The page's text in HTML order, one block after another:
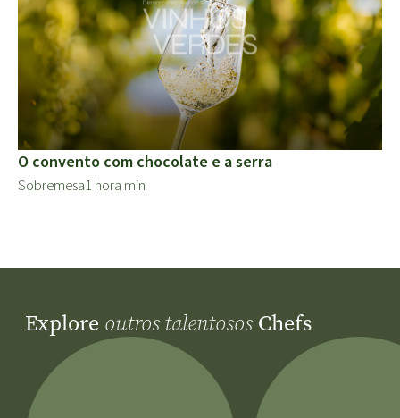
O convento com chocolate e a serra
Sobremesa1 hora min
Explore outros talentosos Chefs